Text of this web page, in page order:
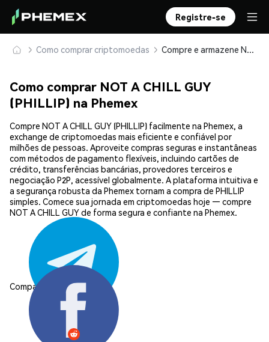
Registre-se
Como comprar criptomoedas Compre e armazene NOT A CHILL GUY (PHILLIP) com segurança
Como comprar NOT A CHILL GUY
(PHILLIP) na Phemex
Compre NOT A CHILL GUY (PHILLIP) facilmente na Phemex, a
exchange de criptomoedas mais eficiente e confiável por
milhões de pessoas. Aproveite compras seguras e instantâneas
com métodos de pagamento flexíveis, incluindo cartões de
crédito, transferências bancárias, provedores terceiros e
negociação P2P, acessível globalmente. A plataforma intuitiva e
a segurança robusta da Phemex tornam a compra de PHILLIP
simples. Comece sua jornada em criptomoedas hoje — compre
NOT A CHILL GUY de forma segura e confiante na Phemex.
Compartilhar: